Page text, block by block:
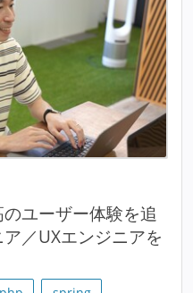
ユーザー体験を追
／UXエンジニアを